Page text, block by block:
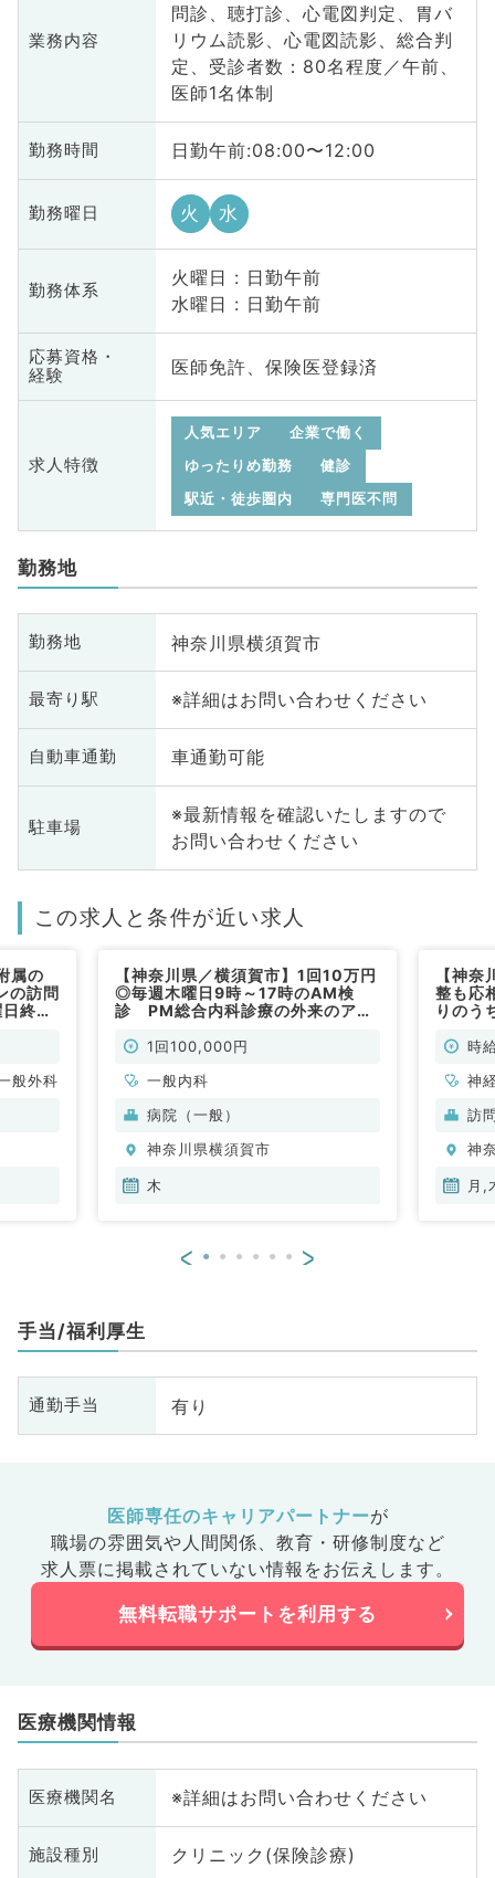
業務内容
問診、聴打診、心電図判定、胃バ
リウム読影、心電図読影、総合判
定、受診者数：80名程度／午前、
医師1名体制
勤務時間 日勤午前:08:00〜12:00
勤務曜日 火 水
勤務体系
火曜日 : 日勤午前
水曜日 : 日勤午前
応募資格・
経験
医師免許、保険医登録済
求人特徴
人気エリア
企業で働く
ゆったりめ勤務
健診
駅近・徒歩圏内
専門医不問
勤務地
勤務地 神奈川県横須賀市
最寄り駅 ※詳細はお問い合わせください
自動車通勤 車通勤可能
駐車場
※最新情報を確認いたしますので
お問い合わせください
この求人と条件が近い求人
属の
の訪問
終日
常勤）
般外科
【神奈川県／横須賀市】1回10万円
◎毎週木曜日9時～17時のAM検
診 PM総合内科診療の外来のアル
（一般内科／非常勤)
1回100,000円
一般内科
病院（一般）
神奈川県横須賀市
木
【神
整も応
りのう
験歓時
神
科
訪
神
月,
< >
手当/福利厚生
通勤手当 有り
医師専任のキャリアパートナーが
職場の雰囲気や人間関係、 教育・研修制度など
求人票に掲載されていない情報をお伝えします。
無料転職サポートを利用する
医療機関情報
医療機関名 ※詳細はお問い合わせください
施設種別 クリニック(保険診療)